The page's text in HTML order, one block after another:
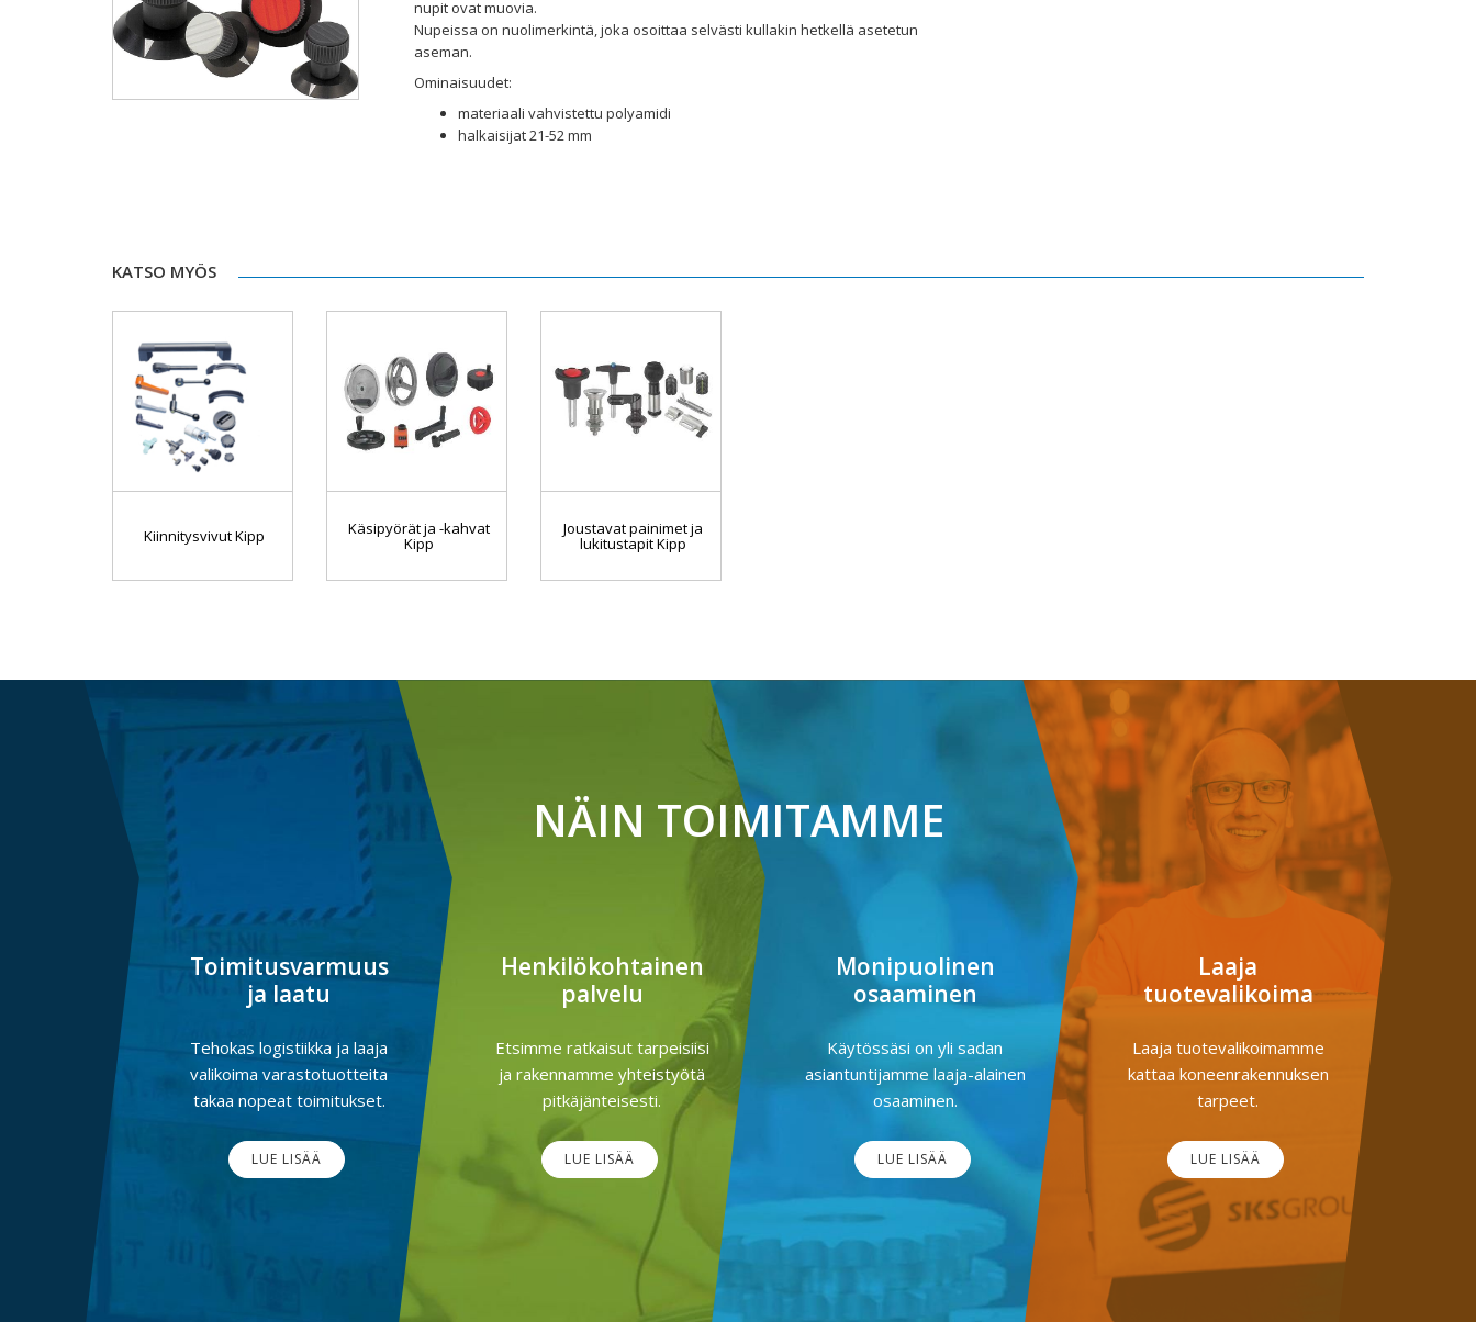
nupit ovat muovia.
Nupeissa on nuolimerkintä, joka osoittaa selvästi kullakin hetkellä asetetun
aseman.
Ominaisuudet:
materiaali vahvistettu polyamidi
halkaisijat 21-52 mm
KATSO MYÖS
Kiinnitysvivut Kipp Käsipyörät ja -kahvat
Kipp
Joustavat painimet ja
lukitustapit Kipp
NÄIN TOIMITAMME
Toimitusvarmuus
ja laatu
Tehokas logistiikka ja laaja
valikoima varastotuotteita
takaa nopeat toimitukset.
LUE LISÄÄ
Henkilökohtainen
palvelu
Etsimme ratkaisut tarpeisiisi
ja rakennamme yhteistyötä
pitkäjänteisesti.
LUE LISÄÄ
Monipuolinen
osaaminen
Käytössäsi on yli sadan
asiantuntijamme laaja-alainen
osaaminen.
LUE LISÄÄ
Laaja
tuotevalikoima
Laaja tuotevalikoimamme
kattaa koneenrakennuksen
tarpeet.
LUE LISÄÄ